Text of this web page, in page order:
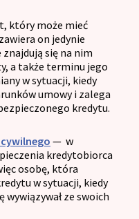
który może mieć
on jedynie
znajdują się na nim
a także terminu jego
w sytuacji, kiedy
umowy i zalega
kredytu.
— w
kredytobiorca
osobę, która
w sytuacji, kiedy
ze swoich